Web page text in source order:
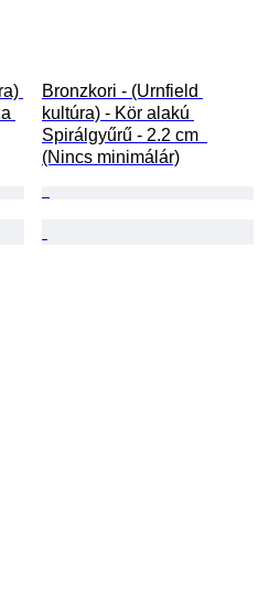
Bronzkori - (Urnfield
kultúra) - Kör alakú
Spirálgyűrű - 2.2 cm
(Nincs minimálár)